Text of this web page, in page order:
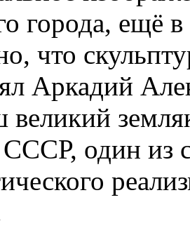
города, ещё
что
Аркадий
великий
один из